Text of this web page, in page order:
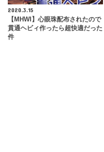
2020.3.15
【MHWI】心眼珠配布されたので
貫通ヘビィ作ったら超快適だった
件